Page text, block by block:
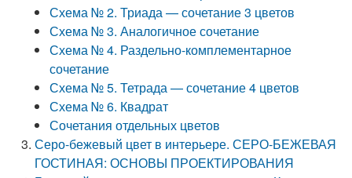
Схема № 2. Триада — сочетание 3 цветов
Схема № 3. Аналогичное сочетание
Схема № 4. Раздельно-комплементарное
сочетание
Схема № 5. Тетрада — сочетание 4 цветов
Схема № 6. Квадрат
Сочетания отдельных цветов
Серо-бежевый цвет в интерьере. СЕРО-БЕЖЕВАЯ
ГОСТИНАЯ: ОСНОВЫ ПРОЕКТИРОВАНИЯ